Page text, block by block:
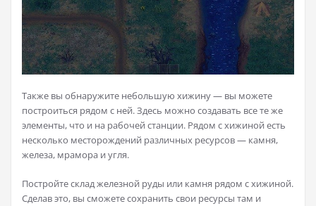
Также вы обнаружите небольшую хижину — вы можете
построиться рядом с ней. Здесь можно создавать все те же
элементы, что и на рабочей станции. Рядом с хижиной есть
несколько месторождений различных ресурсов — камня,
железа, мрамора и угля.
Постройте склад железной руды или камня рядом с хижиной.
Сделав это, вы сможете сохранить свои ресурсы там и